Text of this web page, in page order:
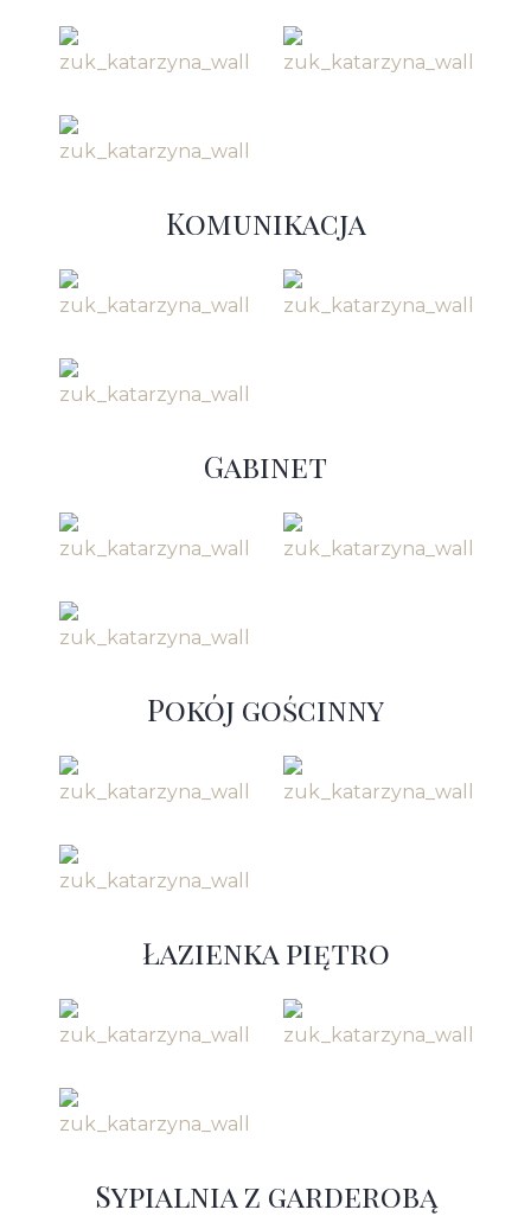
Komunikacja
Gabinet
Pokój gościnny
Łazienka piętro
Sypialnia z garderobą